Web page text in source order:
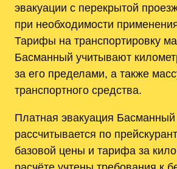
эвакуации с перекрытой
при необходимости
Тарифы на транспортировку
Басманный учитывают
за его пределами, а также
транспортного средства.
Платная эвакуация Басманный
рассчитывается по
базовой цены и тарифа за